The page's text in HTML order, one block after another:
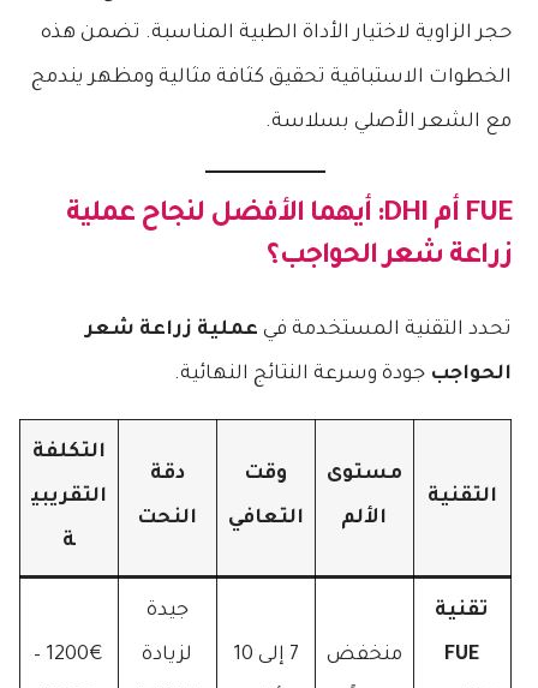
حجر الزاوية لاختيار الأداة الطبية المناسبة. تضمن هذه
الخطوات الاستباقية تحقيق كثافة مثالية ومظهر يندمج
مع الشعر الأصلي بسلاسة.
FUE أم DHI: أيهما الأفضل لنجاح
عملية
زراعة شعر الحواجب؟
تحدد التقنية المستخدمة في عملية زراعة شعر
الحواجب جودة وسرعة النتائج النهائية.
التقنية
مستوى
الألم
وقت
التعافي
دقة
النحت
التكلفة
التقريبي
ة
تقنية
FUE منخفض 7 إلى 10
جيدة
لزيادة 1200€ –